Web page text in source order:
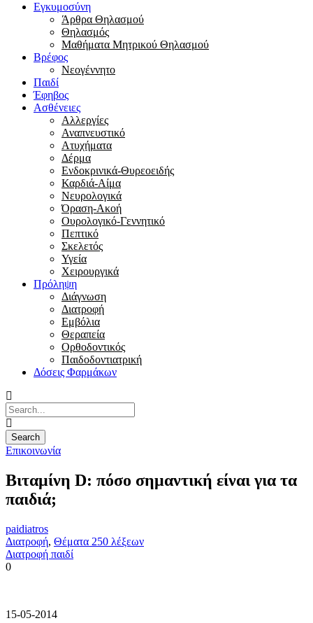
Εγκυμοσύνη
Άρθρα Θηλασμού
Θηλασμός
Μαθήματα Μητρικού Θηλασμού
Βρέφος
Νεογέννητο
Παιδί
Έφηβος
Ασθένειες
Αλλεργίες
Αναπνευστικό
Ατυχήματα
Δέρμα
Ενδοκρινικά-Θυρεοειδής
Καρδιά-Αίμα
Νευρολογικά
Όραση-Ακοή
Ουρολογικό-Γεννητικό
Πεπτικό
Σκελετός
Υγεία
Χειρουργικά
Πρόληψη
Διάγνωση
Διατροφή
Εμβόλια
Θεραπεία
Ορθοδοντικός
Παιδοδοντιατρική
Δόσεις Φαρμάκων
Επικοινωνία
Βιταμίνη D: πόσο σημαντική είναι για τα
παιδιά;
paidiatros
Διατροφή, Θέματα 250 λέξεων
Διατροφή παιδί
0
15-05-2014